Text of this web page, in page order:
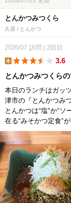
とんかつみつくら
久居 / とんかつ
2026/07 訪問 2回目
3.6
とんかつみつくら
本日のランチはガッ
津市の『とんかつみ
とんかつは“塩”か“
在る“みそかつ定食”